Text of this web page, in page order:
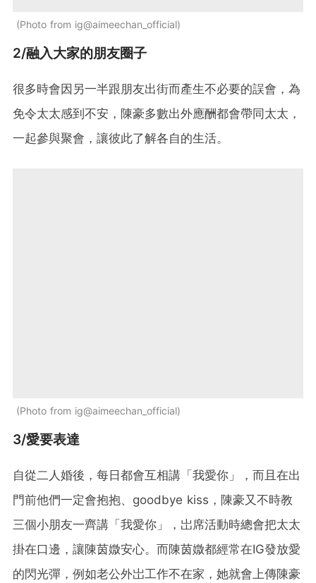
Photo from ig@aimeechan_official
2/融入大家的朋友圈子
很多時會因另一半跟朋友出街而產生不必要的誤會，為
免令太太感到不安，陳豪多數出外應酬都會帶同太太，
一起參與聚會，讓彼此了解各自的生活。
Photo from ig@aimeechan_official
3/愛要表達
自從二人婚後，每日都會互相講「我愛你」，而且在出
門前他們一定會抱抱、goodbye kiss，陳豪又不時教
三個小朋友一齊講「我愛你」，岀席活動時總會把太太
掛在口邊，讓陳茵媺安心。而陳茵媺都經常在IG發放愛
的閃光彈，例如老公外岀工作不在家，她就會上傳陳豪